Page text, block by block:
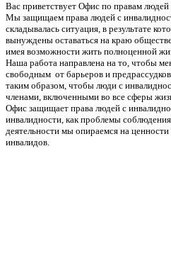
Вас приветствует Офис по правам
Мы защищаем права людей с
складывалась ситуация, в результате
вынуждены оставаться на краю
имея возможности жить полноценной
Наша работа направлена на то, чтобы
свободным от барьеров и
таким образом, чтобы люди с
членами, включенными во все сферы
Офис защищает права людей с
инвалидности, как проблемы
деятельности мы опираемся на
инвалидов.